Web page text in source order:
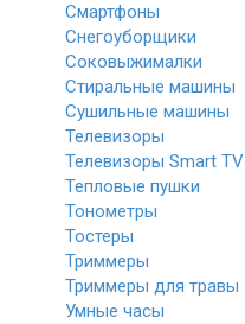
Смартфоны
Снегоуборщики
Соковыжималки
Стиральные машины
Сушильные машины
Телевизоры
Телевизоры Smart TV
Тепловые пушки
Тонометры
Тостеры
Триммеры
Триммеры для травы
Умные часы